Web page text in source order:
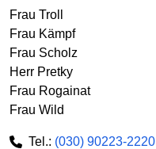
Frau Troll
Frau Kämpf
Frau Scholz
Herr Pretky
Frau Rogainat
Frau Wild
Tel.: (030) 90223-2220